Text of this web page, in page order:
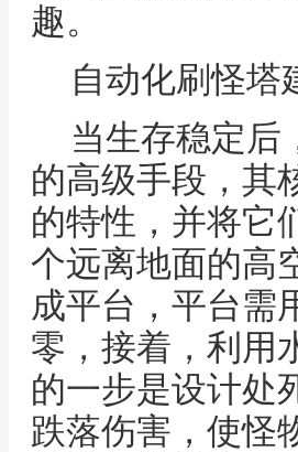
趣。
自动化刷怪塔
当生存稳定后
的高级手段，其
的特性，并将它
个远离地面的高
成平台，平台需
零，接着，利用
的一步是设计处
跌落伤害，使怪